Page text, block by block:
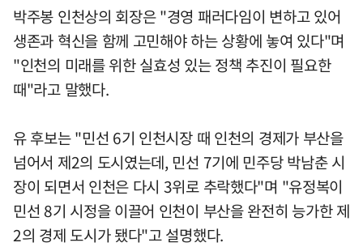
박주봉 인천상의 회장은 "경영 패러다임이 변하고 있어
생존과 혁신을 함께 고민해야 하는 상황에 놓여 있다"며
"인천의 미래를 위한 실효성 있는 정책 추진이 필요한
때"라고 말했다.
유 후보는 "민선 6기 인천시장 때 인천의 경제가 부산을
넘어서 제2의 도시였는데, 민선 7기에 민주당 박남춘 시
장이 되면서 인천은 다시 3위로 추락했다"며 "유정복이
민선 8기 시정을 이끌어 인천이 부산을 완전히 능가한 제
2의 경제 도시가 됐다"고 설명했다.